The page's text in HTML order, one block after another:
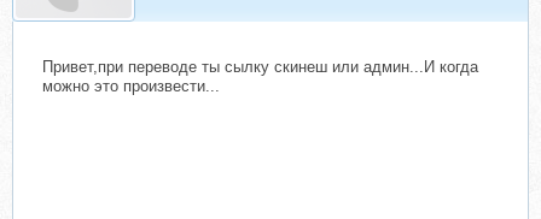
Привет,при переводе ты сылку скинеш или админ...И когда
можно это произвести...